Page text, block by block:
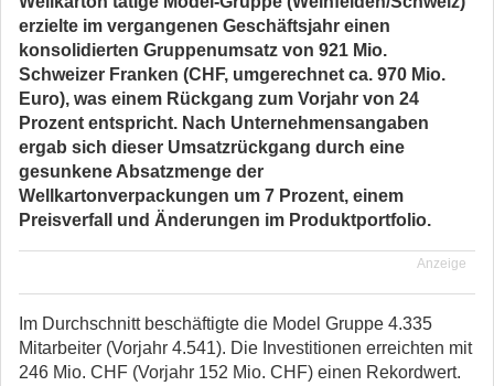
erzielte im vergangenen Geschäftsjahr einen
konsolidierten Gruppenumsatz von 921 Mio.
Schweizer Franken (CHF, umgerechnet ca. 970 Mio.
Euro), was einem Rückgang zum Vorjahr von 24
Prozent entspricht. Nach Unternehmensangaben
ergab sich dieser Umsatzrückgang durch eine
gesunkene Absatzmenge der
Wellkartonverpackungen um 7 Prozent, einem
Preisverfall und Änderungen im Produktportfolio.
Anzeige
Im Durchschnitt beschäftigte die Model Gruppe 4.335
Mitarbeiter (Vorjahr 4.541). Die Investitionen erreichten mit
246 Mio. CHF (Vorjahr 152 Mio. CHF) einen Rekordwert.